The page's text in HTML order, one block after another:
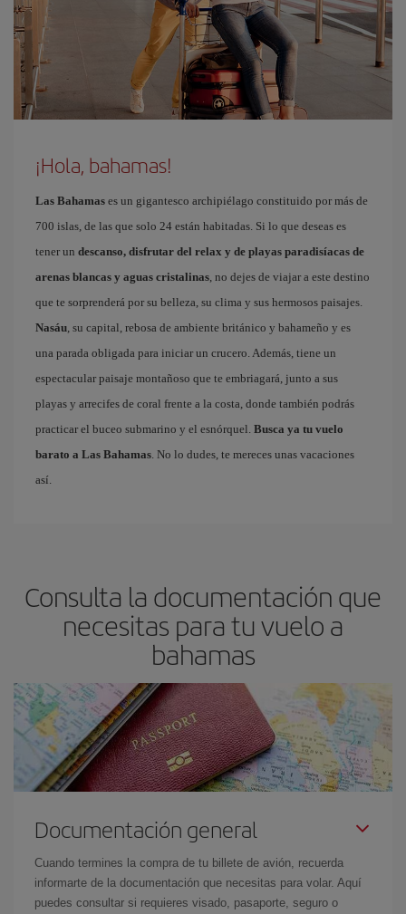
¡Hola, bahamas!
Las Bahamas es un gigantesco archipiélago constituido por más de
700 islas, de las que solo 24 están habitadas. Si lo que deseas es
tener un descanso, disfrutar del relax y de playas paradisíacas de
arenas blancas y aguas cristalinas , no dejes de viajar a este destino
que te sorprenderá por su belleza, su clima y sus hermosos paisajes.
Nasáu , su capital, rebosa de ambiente británico y bahameño y es
una parada obligada para iniciar un crucero. Además, tiene un
espectacular paisaje montañoso que te embriagará, junto a sus
playas y arrecifes de coral frente a la costa, donde también podrás
practicar el buceo submarino y el esnórquel. Busca ya tu vuelo
barato a Las Bahamas . No lo dudes, te mereces unas vacaciones
así.
Consulta la documentación que
necesitas para tu vuelo a
bahamas
Documentación general
Cuando termines la compra de tu billete de avión, recuerda
informarte de la documentación que necesitas para volar. Aquí
puedes consultar si requieres visado, pasaporte, seguro o